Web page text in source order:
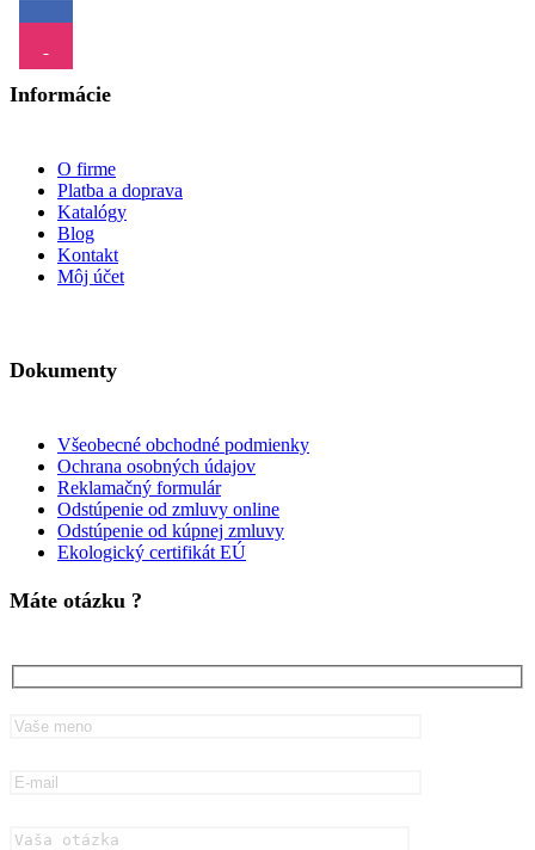
Informácie
O firme
Platba a doprava
Katalógy
Blog
Kontakt
Môj účet
Dokumenty
Všeobecné obchodné podmienky
Ochrana osobných údajov
Reklamačný formulár
Odstúpenie od zmluvy online
Odstúpenie od kúpnej zmluvy
Ekologický certifikát EÚ
Máte otázku ?